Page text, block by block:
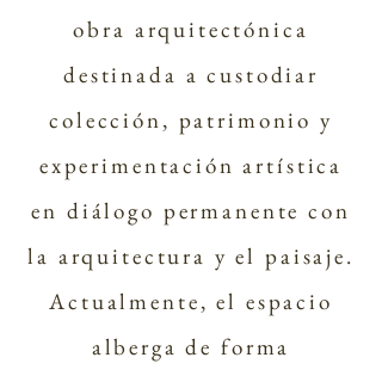
obra arquitectónica
destinada a custodiar
colección, patrimonio y
experimentación artística
en diálogo permanente con
la arquitectura y el paisaje.
Actualmente, el espacio
alberga de forma